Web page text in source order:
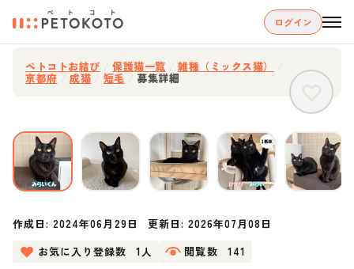
ログイン
ペトコトお結び 保護猫一覧 雑種（ミックス猫）
京都府 成猫 短毛 募集詳細
作成日:2024年06月29日 更新日: 2026年07月08日
お気に入り登録数
1人 閲覧数 141